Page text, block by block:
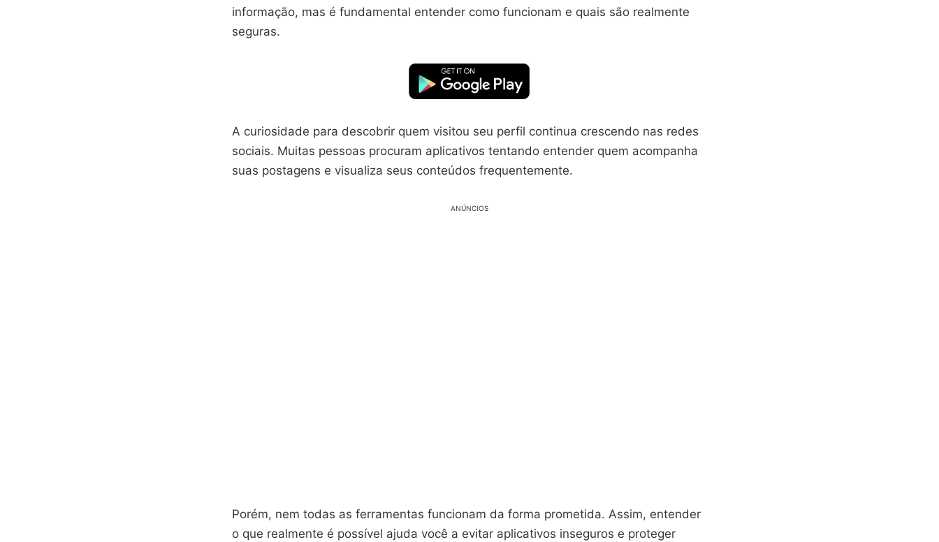
informação, mas é fundamental entender como funcionam e quais são realmente
seguras.
A curiosidade para descobrir quem visitou seu perfil continua crescendo nas redes
sociais. Muitas pessoas procuram aplicativos tentando entender quem acompanha
suas postagens e visualiza seus conteúdos frequentemente.
ANÚNCIOS
Porém, nem todas as ferramentas funcionam da forma prometida. Assim, entender
o que realmente é possível ajuda você a evitar aplicativos inseguros e proteger